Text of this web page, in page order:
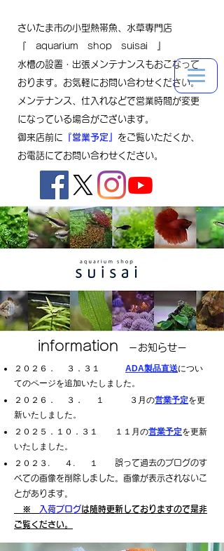
さいたま市の小型熱帯魚、水草専門店
『 aquarium shop suisai 』
水槽の設置・出張メンテナンスもおこなって
おります。お気軽にお問い合わせください。
メンテナンス、仕入れなどで営業時間が変更
になっている場合がございます。
御来店前に 『営業予定』 をご覧いただくか、
お電話にてお問い合わせください。
information ​ －お知らせー
２０２６． ３．３１ ADA製品直送につい
てのページを追加いたしました。
２０２６．
３． １ ３月の営業予定を更
新いたしました。
２０２５．１０．３１ １１月の営業予定を更新
いたしました。
​２０２３． ４． １ 誤って過去のブログのす
べての画像を削除しました。​​画像が表示されないこ
とがあります。
​ ※ 入荷ブログは随時更新しておりますので是非
ご覧ください。